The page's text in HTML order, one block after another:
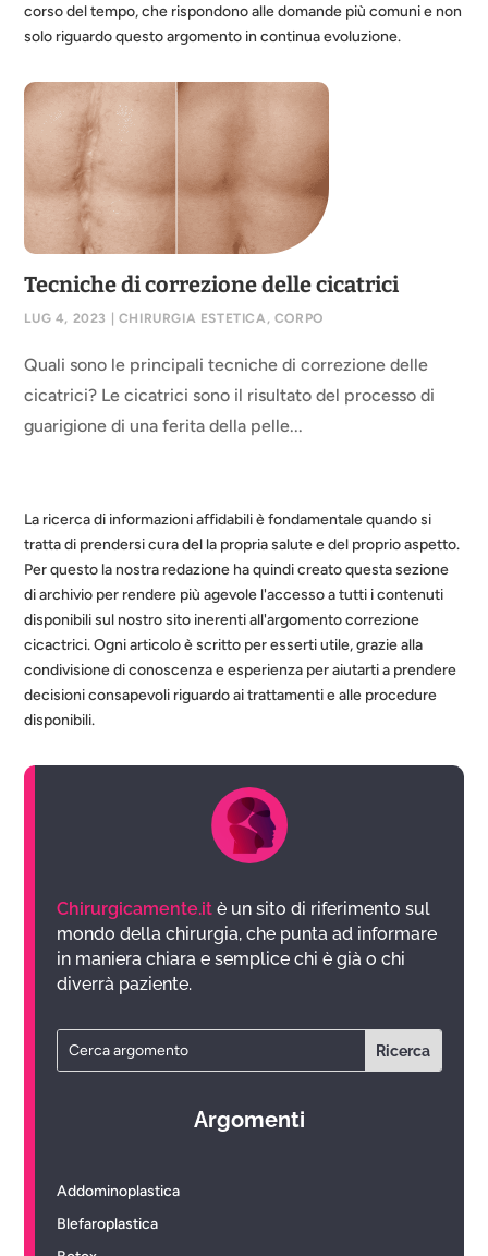
corso del tempo, che rispondono alle domande più comuni e non
solo riguardo questo argomento in continua evoluzione.
Tecniche di correzione delle cicatrici
LUG 4, 2023 | CHIRURGIA ESTETICA , CORPO
Quali sono le principali tecniche di correzione delle
cicatrici? Le cicatrici sono il risultato del processo di
guarigione di una ferita della pelle...
La ricerca di informazioni affidabili è fondamentale quando si
tratta di prendersi cura del la propria salute e del proprio aspetto.
Per questo la nostra redazione ha quindi creato questa sezione
di archivio per rendere più agevole l'accesso a tutti i contenuti
disponibili sul nostro sito inerenti all'argomento correzione
cicactrici. Ogni articolo è scritto per esserti utile, grazie alla
condivisione di conoscenza e esperienza per aiutarti a prendere
decisioni consapevoli riguardo ai trattamenti e alle procedure
disponibili.
Chirurgicamente.it è un sito di riferimento sul
mondo della chirurgia, che punta ad informare
in maniera chiara e semplice chi è già o chi
diverrà paziente.
Argomenti
Addominoplastica
Blefaroplastica